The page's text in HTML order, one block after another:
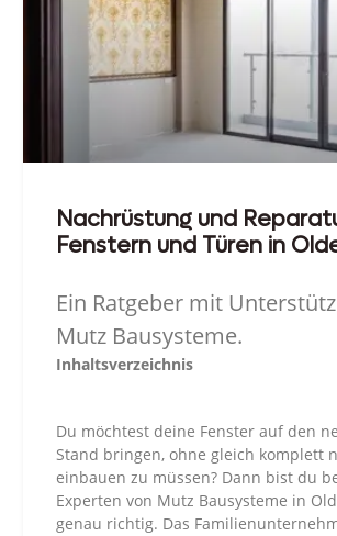
Nachrüstung und
Fenstern und Türen in
Ein Ratgeber mit
Mutz Bausysteme.
Inhaltsverzeichnis
Du möchtest deine Fenster auf den
Stand bringen, ohne gleich komplett
einbauen zu müssen? Dann bist du
Experten von Mutz Bausysteme in
genau richtig. Das